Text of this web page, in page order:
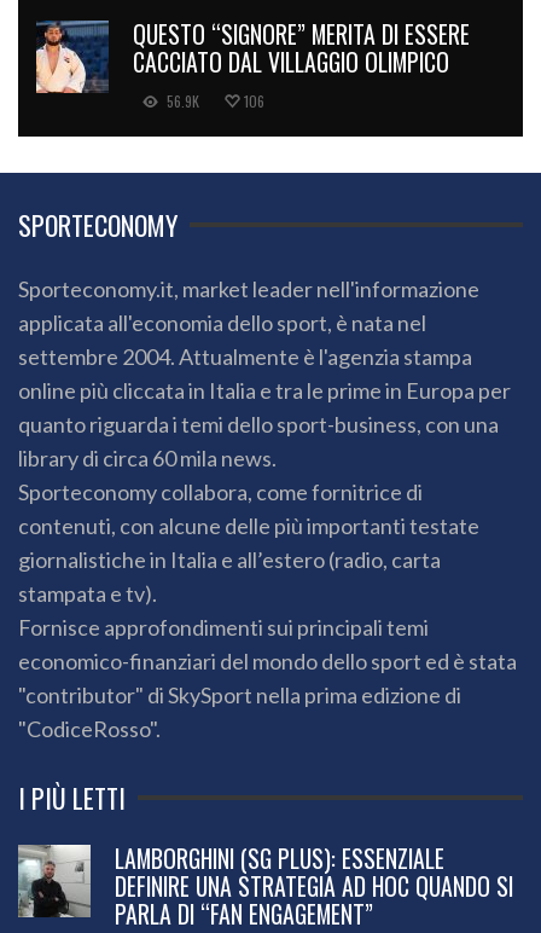
QUESTO “SIGNORE” MERITA DI ESSERE
CACCIATO DAL VILLAGGIO OLIMPICO
56.9K 106
SPORTECONOMY
Sporteconomy.it, market leader nell'informazione
applicata all'economia dello sport, è nata nel
settembre 2004. Attualmente è l'agenzia stampa
online più cliccata in Italia e tra le prime in Europa per
quanto riguarda i temi dello sport-business, con una
library di circa 60 mila news.
Sporteconomy collabora, come fornitrice di
contenuti, con alcune delle più importanti testate
giornalistiche in Italia e all’estero (radio, carta
stampata e tv).
Fornisce approfondimenti sui principali temi
economico-finanziari del mondo dello sport ed è stata
"contributor" di SkySport nella prima edizione di
"CodiceRosso".
I PIÙ LETTI
LAMBORGHINI (SG PLUS): ESSENZIALE
DEFINIRE UNA STRATEGIA AD HOC QUANDO SI
PARLA DI “FAN ENGAGEMENT”